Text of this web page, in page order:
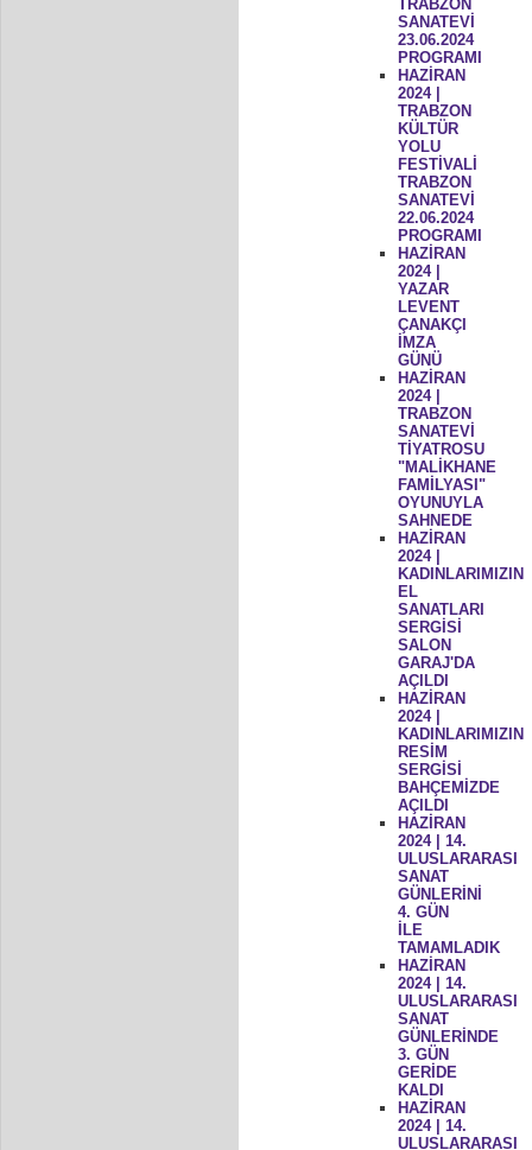
TRABZON
SANATEVİ
23.06.2024
PROGRAMI
HAZİRAN
2024 |
TRABZON
KÜLTÜR
YOLU
FESTİVALİ
TRABZON
SANATEVİ
22.06.2024
PROGRAMI
HAZİRAN
2024 |
YAZAR
LEVENT
ÇANAKÇI
İMZA
GÜNÜ
HAZİRAN
2024 |
TRABZON
SANATEVİ
TİYATROSU
"MALİKHANE
FAMİLYASI"
OYUNUYLA
SAHNEDE
HAZİRAN
2024 |
KADINLARIMIZIN
EL
SANATLARI
SERGİSİ
SALON
GARAJ'DA
AÇILDI
HAZİRAN
2024 |
KADINLARIMIZIN
RESİM
SERGİSİ
BAHÇEMİZDE
AÇILDI
HAZİRAN
2024 | 14.
ULUSLARARASI
SANAT
GÜNLERİNİ
4. GÜN
İLE
TAMAMLADIK
HAZİRAN
2024 | 14.
ULUSLARARASI
SANAT
GÜNLERİNDE
3. GÜN
GERİDE
KALDI
HAZİRAN
2024 | 14.
ULUSLARARASI